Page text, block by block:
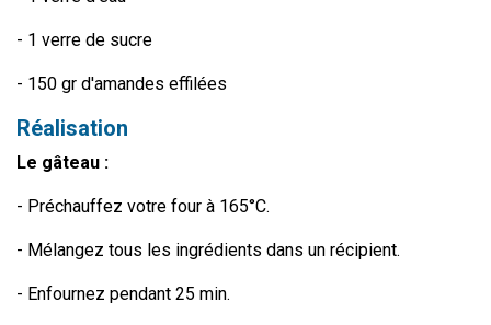
- 1 verre de sucre
- 150 gr d'amandes effilées
Réalisation
Le gâteau :
- Préchauffez votre four à 165°C.
- Mélangez tous les ingrédients dans un récipient.
- Enfournez pendant 25 min.